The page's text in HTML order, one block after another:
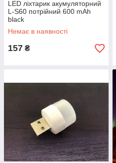
LED ліхтарик акумуляторний
L-S60 потрійний 600 mAh
black
Немає в наявності
157 ₴